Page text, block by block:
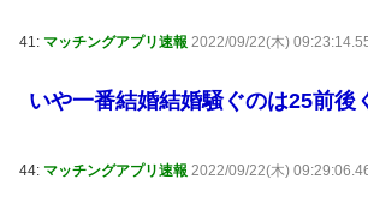
41: マッチングアプリ速報 2022/09/22(木)
いや一番結婚結婚騒ぐのは25前後
44: マッチングアプリ速報 2022/09/22(木)